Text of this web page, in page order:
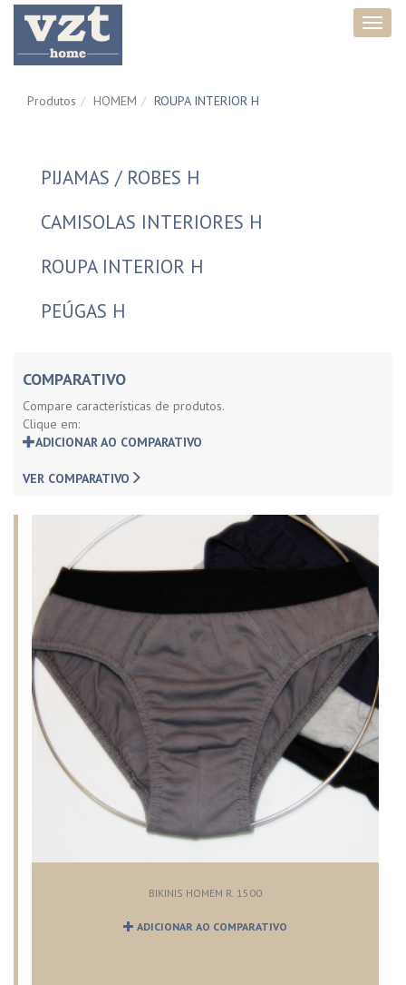
Produtos HOMEM ROUPA INTERIOR H
PIJAMAS / ROBES H
CAMISOLAS INTERIORES H
ROUPA INTERIOR H
PEÚGAS H
COMPARATIVO
Compare características de produtos.
Clique em:
ADICIONAR AO COMPARATIVO
VER COMPARATIVO
BIKINIS HOMEM R. 1500
ADICIONAR AO COMPARATIVO